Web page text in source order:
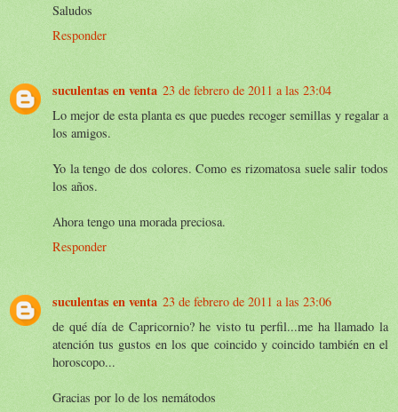
Saludos
Responder
suculentas en venta 23 de febrero de 2011 a las 23:04
Lo mejor de esta planta es que puedes recoger semillas y regalar a
los amigos.
Yo la tengo de dos colores. Como es rizomatosa suele salir todos
los años.
Ahora tengo una morada preciosa.
Responder
suculentas en venta 23 de febrero de 2011 a las 23:06
de qué día de Capricornio? he visto tu perfil...me ha llamado la
atención tus gustos en los que coincido y coincido también en el
horoscopo...
Gracias por lo de los nemátodos